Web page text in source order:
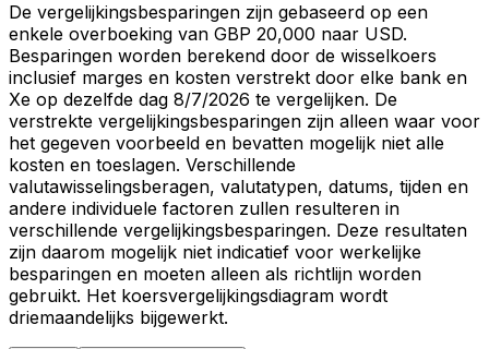
De vergelijkingsbesparingen zijn gebaseerd op een
enkele overboeking van GBP 20,000 naar USD.
Besparingen worden berekend door de wisselkoers
inclusief marges en kosten verstrekt door elke bank en
Xe op dezelfde dag 8/7/2026 te vergelijken. De
verstrekte vergelijkingsbesparingen zijn alleen waar voor
het gegeven voorbeeld en bevatten mogelijk niet alle
kosten en toeslagen. Verschillende
valutawisselingsberagen, valutatypen, datums, tijden en
andere individuele factoren zullen resulteren in
verschillende vergelijkingsbesparingen. Deze resultaten
zijn daarom mogelijk niet indicatief voor werkelijke
besparingen en moeten alleen als richtlijn worden
gebruikt. Het koersvergelijkingsdiagram wordt
driemaandelijks bijgewerkt.